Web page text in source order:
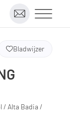
/ Alta Badia /
Bladwijzer